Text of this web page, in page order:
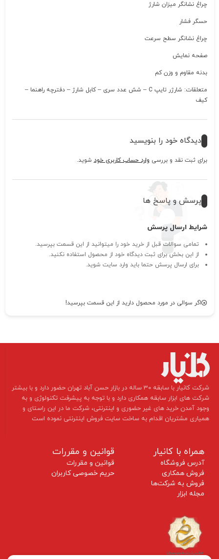
چراغ نشانگر میزان شارژ
حسگر فشار
چراغ نشانگر سطح سرعت
صفحه نمایش
بدنه مقاوم و وزن کم
متعلقات: شارژر تایپ C – شش عدد سری – کابل شارژ – دفترچه راهنما –
کیف
دیدگاه خود را بنویسید
برای ثبت نقد و بررسی وارد حساب کاربری خود شوید.
پرسش و پاسخ ها
شرایط ارسال پرسش
تمامی سوالات قبل از خرید خود را میتوانید از این قسمت بپرسید.
از این بخش برای ثبت دیدگاه خود از محصول استفاده نکنید.
برای ارسال پرسش حتما باید وارد سایت شوید.
اگر سوالی در مورد محصول دارید از این قسمت بپرسید!
​شرکت کانیار با سابقه 30 ساله در بازار حسن آباد تهران حضور دارد و با بیشتر
شرکت های ابزار سابقه همکاری دارد و با توجه به پیشرفت تکنولوژی و به
وجود آمدن خرید های غیر حضوری و اینترنتی، شرکت ما در این راستای و
همیاری مشتریان اقدام به ساخت سایت فروش اینترنتی نموده است ​​​​​​​
همراه با کانیار
آدرس فروشگاه
فروش همکاری
فروش به شرکت‌ها
مجله ابزار
قوانین و مقررات
قوانین و مقررات
حریم خصوصی کاربران